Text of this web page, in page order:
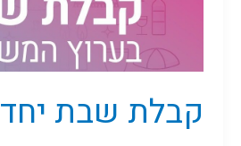
קבלת שבת יחד